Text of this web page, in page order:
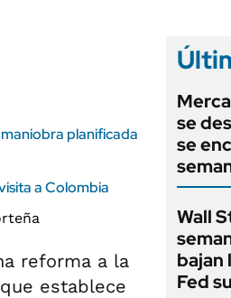
planificada
a Colombia
reforma a la
establece
se
se
Wall
bajan
Fed